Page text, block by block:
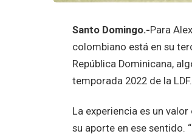
Santo Domingo.-Para
colombiano está en su
República Dominicana,
temporada 2022 de la LDF.
La experiencia es un
su aporte en ese sentido.